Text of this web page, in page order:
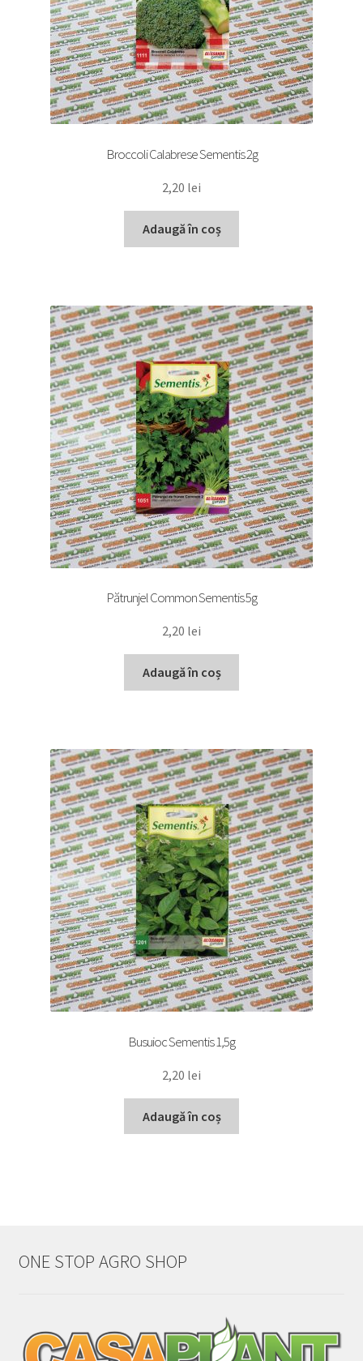
Broccoli Calabrese Sementis 2g
2,20 lei
Adaugă în coș
Pătrunjel Common Sementis 5g
2,20 lei
Adaugă în coș
Busuioc Sementis 1,5g
2,20 lei
Adaugă în coș
ONE STOP AGRO SHOP